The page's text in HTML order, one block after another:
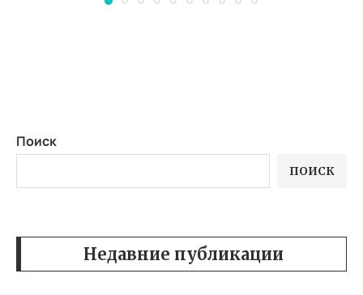
Поиск
ПОИСК
Недавние публикации